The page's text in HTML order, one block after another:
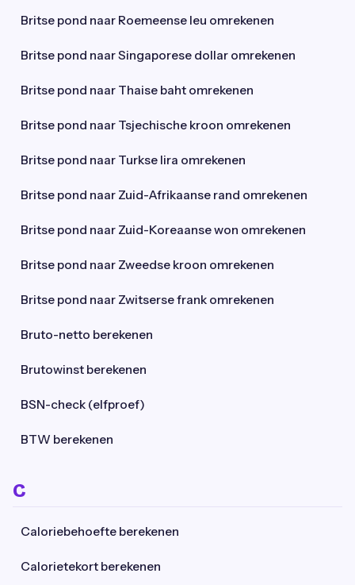
Britse pond naar Roemeense leu omrekenen
Britse pond naar Singaporese dollar omrekenen
Britse pond naar Thaise baht omrekenen
Britse pond naar Tsjechische kroon omrekenen
Britse pond naar Turkse lira omrekenen
Britse pond naar Zuid-Afrikaanse rand omrekenen
Britse pond naar Zuid-Koreaanse won omrekenen
Britse pond naar Zweedse kroon omrekenen
Britse pond naar Zwitserse frank omrekenen
Bruto-netto berekenen
Brutowinst berekenen
BSN-check (elfproef)
BTW berekenen
C
Caloriebehoefte berekenen
Calorietekort berekenen